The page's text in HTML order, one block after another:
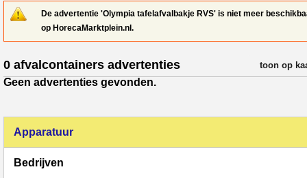
De advertentie 'Olympia tafelafvalbakje RVS' is niet meer
op HorecaMarktplein.nl.
0 afvalcontainers advertenties verfijn
toon op
Geen advertenties gevonden.
Apparatuur
Bedrijven